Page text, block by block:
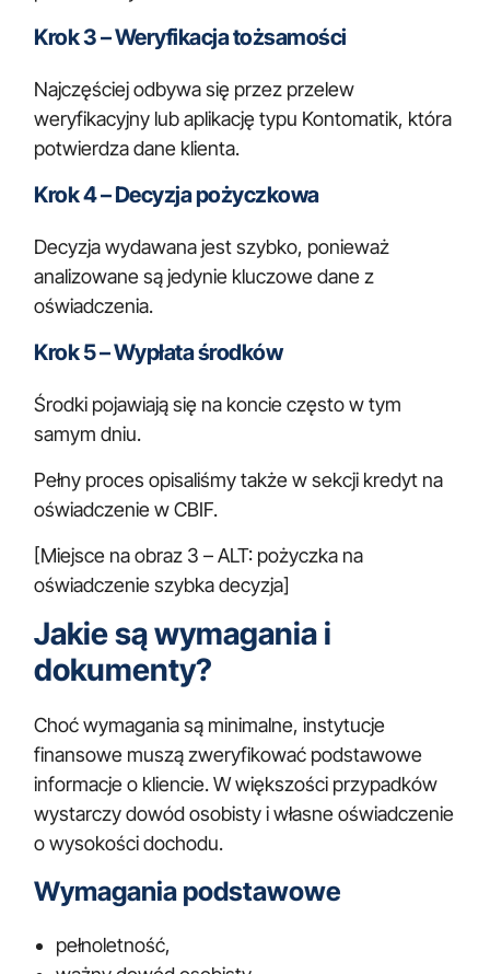
Krok 3 – Weryfikacja tożsamości
Najczęściej odbywa się przez przelew
weryfikacyjny lub aplikację typu Kontomatik, która
potwierdza dane klienta.
Krok 4 – Decyzja pożyczkowa
Decyzja wydawana jest szybko, ponieważ
analizowane są jedynie kluczowe dane z
oświadczenia.
Krok 5 – Wypłata środków
Środki pojawiają się na koncie często w tym
samym dniu.
Pełny proces opisaliśmy także w sekcji kredyt na
oświadczenie w CBIF.
[Miejsce na obraz 3 – ALT: pożyczka na
oświadczenie szybka decyzja]
Jakie są wymagania i
dokumenty?
Choć wymagania są minimalne, instytucje
finansowe muszą zweryfikować podstawowe
informacje o kliencie. W większości przypadków
wystarczy dowód osobisty i własne oświadczenie
o wysokości dochodu.
Wymagania podstawowe
pełnoletność,